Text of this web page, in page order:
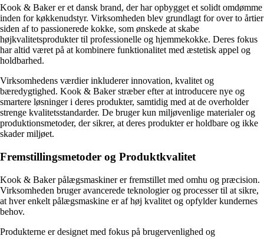
Kook & Baker er et dansk brand, der har opbygget et solidt omdømme
inden for køkkenudstyr. Virksomheden blev grundlagt for over to årtier
siden af to passionerede kokke, som ønskede at skabe
højkvalitetsprodukter til professionelle og hjemmekokke. Deres fokus
har altid været på at kombinere funktionalitet med æstetisk appel og
holdbarhed.
Virksomhedens værdier inkluderer innovation, kvalitet og
bæredygtighed. Kook & Baker stræber efter at introducere nye og
smartere løsninger i deres produkter, samtidig med at de overholder
strenge kvalitetsstandarder. De bruger kun miljøvenlige materialer og
produktionsmetoder, der sikrer, at deres produkter er holdbare og ikke
skader miljøet.
Fremstillingsmetoder og Produktkvalitet
Kook & Baker pålægsmaskiner er fremstillet med omhu og præcision.
Virksomheden bruger avancerede teknologier og processer til at sikre,
at hver enkelt pålægsmaskine er af høj kvalitet og opfylder kundernes
behov.
Produkterne er designet med fokus på brugervenlighed og